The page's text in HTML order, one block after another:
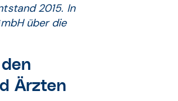
2015. In
über die
Ärzten